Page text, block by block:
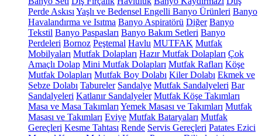
Perde Askısı Yaşlı ve Bedensel Engelli Banyo Ürünleri Banyo
Havalandırma ve Isıtma Banyo Aspiratörü Diğer Banyo
Tekstil Banyo Paspasları Banyo Bakım Setleri Banyo
Perdeleri Bornoz Peştemal Havlu MUTFAK Mutfak
Mobilyaları Mutfak Dolapları Hazır Mutfak Dolapları Çok
Amaçlı Dolap Mini Mutfak Dolapları Mutfak Rafları Köşe
Mutfak Dolapları Mutfak Boy Dolabı Kiler Dolabı Ekmek ve
Sebze Dolabı Tabureler Sandalye Mutfak Sandalyeleri Bar
Sandalyeleri Katlanır Sandalyeler Mutfak Köşe Takımları
Masa ve Masa Takımları Yemek Masası ve Takımları Mutfak
Masası ve Takımları Eviye Mutfak Bataryaları Mutfak
Gereçleri Kesme Tahtası Rende Servis Gereçleri Patates Ezici